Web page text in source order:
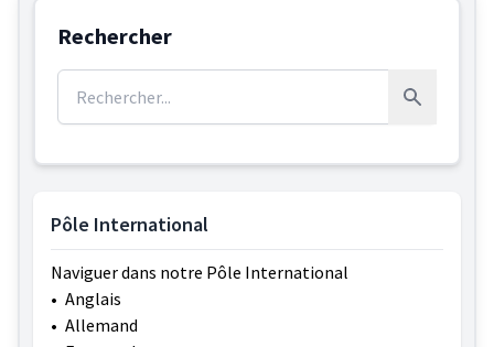
Rechercher
Rechercher
Pôle International
Naviguer dans notre Pôle International
• Anglais
• Allemand